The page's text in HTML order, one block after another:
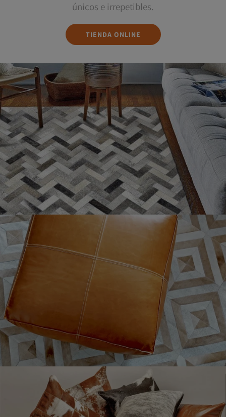
únicos e irrepetibles.
TIENDA ONLINE